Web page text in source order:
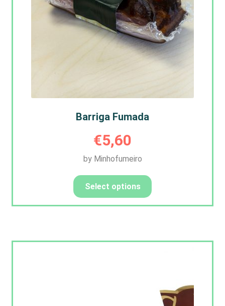
Barriga Fumada
€5,60
by Minhofumeiro
Select options